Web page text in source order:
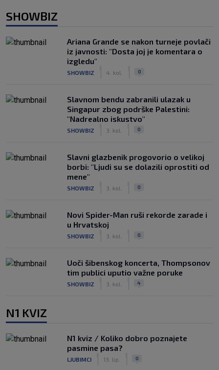
SHOWBIZ
Ariana Grande se nakon turneje povlači
iz javnosti: "Dosta joj je komentara o
izgledu"
SHOWBIZ 4. kol. 0
Slavnom bendu zabranili ulazak u
Singapur zbog podrške Palestini:
"Nadrealno iskustvo"
SHOWBIZ 3. kol. 0
Slavni glazbenik progovorio o velikoj
borbi: "Ljudi su se dolazili oprostiti od
mene"
SHOWBIZ 3. kol. 0
Novi Spider-Man ruši rekorde zarade i
u Hrvatskoj
SHOWBIZ 3. kol. 0
Uoči šibenskog koncerta, Thompsonov
tim publici uputio važne poruke
SHOWBIZ 3. kol. 4
N1 KVIZ
N1 kviz / Koliko dobro poznajete
pasmine pasa?
LJUBIMCI 13. lip. 0